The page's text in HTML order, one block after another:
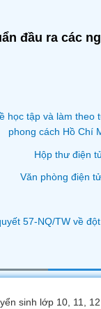
đầu ra các
sinh lớp 10, 11,